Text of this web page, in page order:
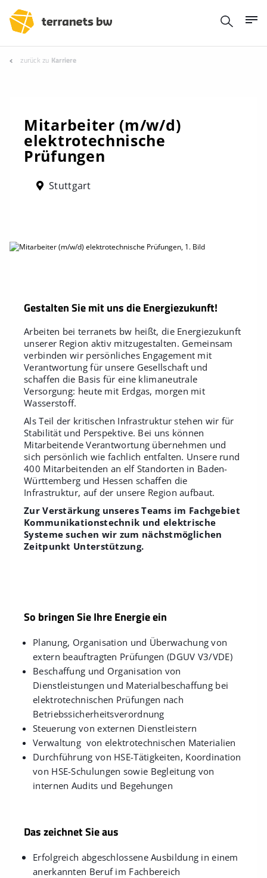
zurück zu Karriere
Mitarbeiter (m/w/d)
elektrotechnische
Prüfungen
Stuttgart
Gestalten Sie mit uns die Energiezukunft!
Arbeiten bei terranets bw heißt, die Energiezukunft
unserer Region aktiv mitzugestalten. Gemeinsam
verbinden wir persönliches Engagement mit
Verantwortung für unsere Gesellschaft und
schaffen die Basis für eine klimaneutrale
Versorgung: heute mit Erdgas, morgen mit
Wasserstoff.
Als Teil der kritischen Infrastruktur stehen wir für
Stabilität und Perspektive. Bei uns können
Mitarbeitende Verantwortung übernehmen und
sich persönlich wie fachlich entfalten. Unsere rund
400 Mitarbeitenden an elf Standorten in Baden-
Württemberg und Hessen schaffen die
Infrastruktur, auf der unsere Region aufbaut.
Zur Verstärkung unseres Teams im Fachgebiet
Kommunikationstechnik und elektrische
Systeme suchen wir zum nächstmöglichen
Zeitpunkt Unterstützung.
So bringen Sie Ihre Energie ein
Planung, Organisation und Überwachung von
extern beauftragten Prüfungen (DGUV V3/VDE)
Beschaffung und Organisation von
Dienstleistungen und Materialbeschaffung bei
elektrotechnischen Prüfungen nach
Betriebssicherheitsverordnung
Steuerung von externen Dienstleistern
Verwaltung von elektrotechnischen Materialien
Durchführung von HSE-Tätigkeiten, Koordination
von HSE-Schulungen sowie Begleitung von
internen Audits und Begehungen
Das zeichnet Sie aus
Erfolgreich abgeschlossene Ausbildung in einem
anerkannten Beruf im Fachbereich